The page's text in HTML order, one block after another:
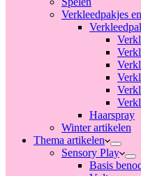
Verkleedpakjes
Haarspray
Winter artikelen
Thema artikelen
Sensory Play
Basis